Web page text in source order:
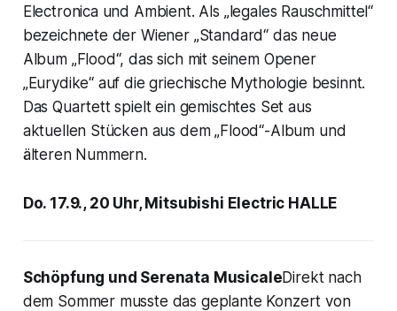
Electronica und Ambient. Als „legales Rauschmittel“
bezeichnete der Wiener „Standard“ das neue
Album „Flood“, das sich mit seinem Opener
„Eurydike“ auf die griechische Mythologie besinnt.
Das Quartett spielt ein gemischtes Set aus
aktuellen Stücken aus dem „Flood“-Album und
älteren Nummern.
Do. 17.9., 20 Uhr, Mitsubishi Electric HALLE
Schöpfung und Serenata MusicaleDirekt nach
dem Sommer musste das geplante Konzert von